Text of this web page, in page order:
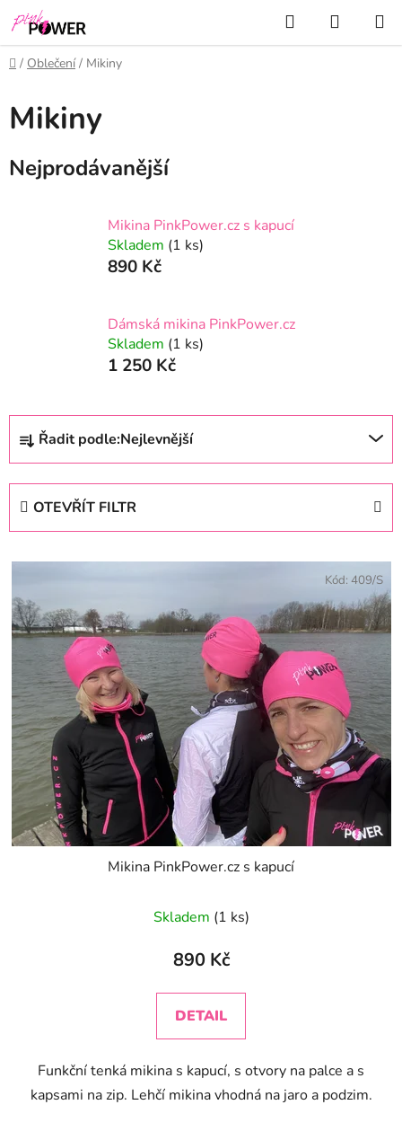
Přejít
na
obsah
Hledat
KOŠÍK
Domů
/ Oblečení / Mikiny
Mikiny
Nejprodávanější
Mikina PinkPower.cz s kapucí
Skladem (1 ks)
890 Kč
Dámská mikina PinkPower.cz
Skladem (1 ks)
1 250 Kč
Ř
z
p
o
d
u
k
t
ů
Řadit podle:Nejlevnější
OTEVŘÍT FILTR
V
p
i
p
r
o
d
u
k
t
ů
Mikina PinkPower.cz s kapucí
hodnocení
produktu
4,0
z
hvězdiček.
Skladem (1 ks)
890 Kč
DETAIL
Funkční tenká mikina s kapucí, s otvory na palce a s
kapsami na zip. Lehčí mikina vhodná na jaro a podzim.
Kód: 409/S